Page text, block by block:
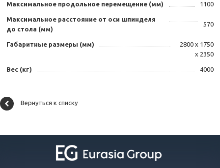
Максимальное продольное перемещение (мм) 1100
Максимальное расстояние от оси шпинделя
до стола (мм)
570
Габаритные размеры (мм)
2800 х 1750
х 2350
Вес (кг) 4000
Вернуться к списку